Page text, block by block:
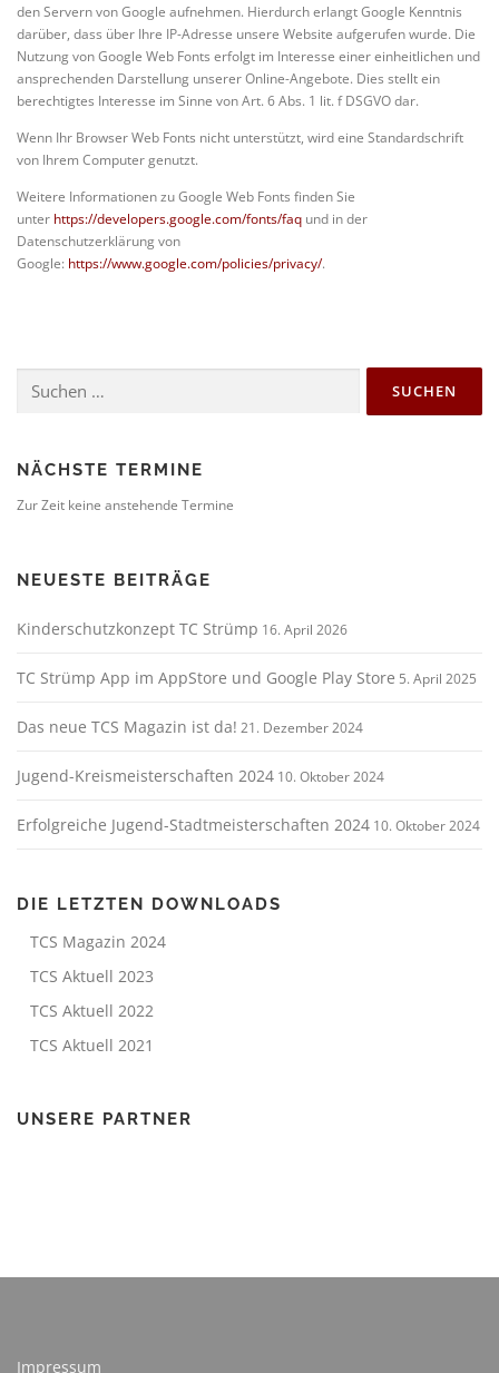
den Servern von Google aufnehmen. Hierdurch erlangt Google Kenntnis
darüber, dass über Ihre IP-Adresse unsere Website aufgerufen wurde. Die
Nutzung von Google Web Fonts erfolgt im Interesse einer einheitlichen und
ansprechenden Darstellung unserer Online-Angebote. Dies stellt ein
berechtigtes Interesse im Sinne von Art. 6 Abs. 1 lit. f DSGVO dar.
Wenn Ihr Browser Web Fonts nicht unterstützt, wird eine Standardschrift
von Ihrem Computer genutzt.
Weitere Informationen zu Google Web Fonts finden Sie
unter https://developers.google.com/fonts/faq und in der
Datenschutzerklärung von
Google: https://www.google.com/policies/privacy/.
nach:
NÄCHSTE TERMINE
Zur Zeit keine anstehende Termine
NEUESTE BEITRÄGE
Kinderschutzkonzept TC Strümp 16. April 2026
TC Strümp App im AppStore und Google Play Store 5. April 2025
Das neue TCS Magazin ist da! 21. Dezember 2024
Jugend-Kreismeisterschaften 2024 10. Oktober 2024
Erfolgreiche Jugend-Stadtmeisterschaften 2024 10. Oktober 2024
DIE LETZTEN DOWNLOADS
TCS Magazin 2024
TCS Aktuell 2023
TCS Aktuell 2022
TCS Aktuell 2021
UNSERE PARTNER
Impressum